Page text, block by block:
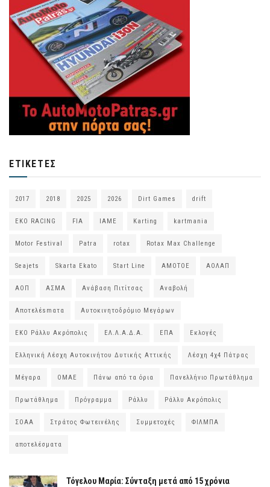
ΕΤΙΚΈΤΕΣ
2017 2018 2025 2026 Dirt Games drift
EKO RACING FIA IAME Karting kartmania
Motor Festival Patra rotax Rotax Max Challenge
Seajets Skarta Ekato Start Line ΑΜΟΤΟΕ ΑΟΛΑΠ
ΑΟΠ ΑΣΜΑ Ανάβαση Πιτίτσας Αναβολή
Αποτελέsmατα Αυτοκινητοδρόμιο Μεγάρων
ΕΚΟ Ράλλυ Ακρόπολις ΕΛ.Λ.Α.Δ.Α. ΕΠΑ Εκλογές
Ελληνική Λέσχη Αυτοκινήτου Δυτικής Αττικής Λέσχη 4χ4 Πάτρας
Μέγαρα ΟΜΑΕ Πάνω από τα όρια Πανελλήνιο Πρωτάθλημα
Πρωτάθλημα Πρόγραμμα Ράλλυ Ράλλυ Ακρόπολις
ΣΟΑΑ Στράτος Φωτεινέλης Συμμετοχές ΦΙΛΜΠΑ
αποτελέσματα
Τόγελου Μαρία: Σύνταξη μετά από 15 χρόνια